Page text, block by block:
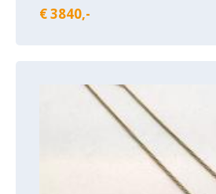
€ 3840,-